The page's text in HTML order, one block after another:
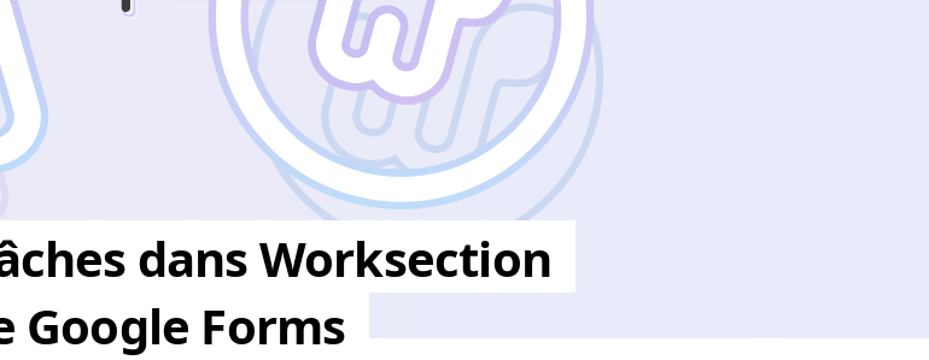
dans Worksection
Google Forms